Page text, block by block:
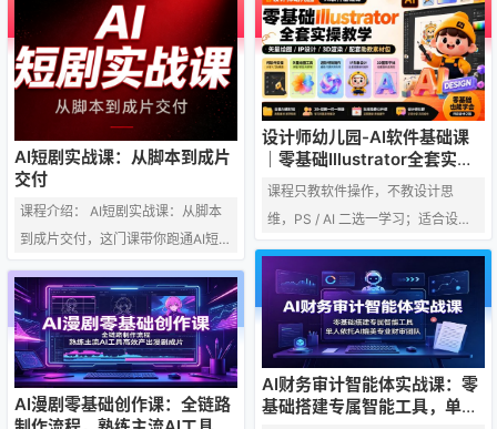
AI短剧实战课：从脚本到成片
交付
课程介绍： AI短剧实战课：从脚本
到成片交付，这门课带你跑通AI短
剧-AI漫剧全流程！从建立高效视频
工作流、提升AI审美入手，系统拆解
爆款逻辑，手把手教你用AI完成文案
创作、角色三视图、场景道具与分
镜设计。深度进阶LibTV实操，涵盖
角色资产设定、站位锁定、导演台
设计师幼儿园-AI软件基础课
｜零基础Illustrator全套实
操，矢量绘图IP3D渲染配套助
教素材包
课程只教软件操作，不教设计思
维，PS / AI 二选一学习；适合设计
行业零基础、不会软件操作的新
人，有基础人群不推荐报名。 一、
常见问答 Q：只教软件是什么软
件？ A：PS或者AI，2选1 Q：为什
么只卖99，有没有套路？ A：这个
课只教软件，不教设计，软件课只
值99 Q：有基础的能不能报名？
AI财务审计智能体实战课：零
基础搭建专属智能工具，单人
AI漫剧零基础创作课：全链路